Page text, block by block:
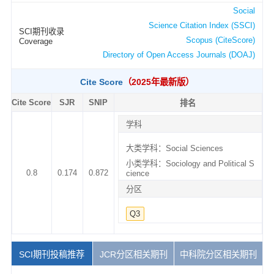
SCI期刊收录
Coverage
Social
Science Citation Index (SSCI)
Scopus (CiteScore)
Directory of Open Access Journals (DOAJ)
Cite Score （2025年最新版）
Cite Score SJR SNIP 排名
0.8 0.174 0.872
学科
大类学科：Social Sciences
小类学科：Sociology and Political S
cience
分区
Q3
SCI期刊投稿推荐 JCR分区相关期刊 中科院分区相关期刊